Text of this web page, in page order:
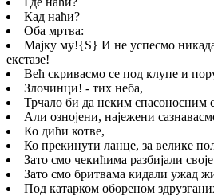
Кад наћи?
Оба мртва:
Мајку му!{S} И не успесмо
екстазе!
Већ скривасмо се под клупе и
Злочинци! - тих неба,
Трчало би да неким спасоносним
Али ознојени, најежени
Ко дићи котве,
Ко прекинути ланце, за велике
Зато смо чекићима разбијали
Зато смо бритвама кидали ужад
Под катарком обореном